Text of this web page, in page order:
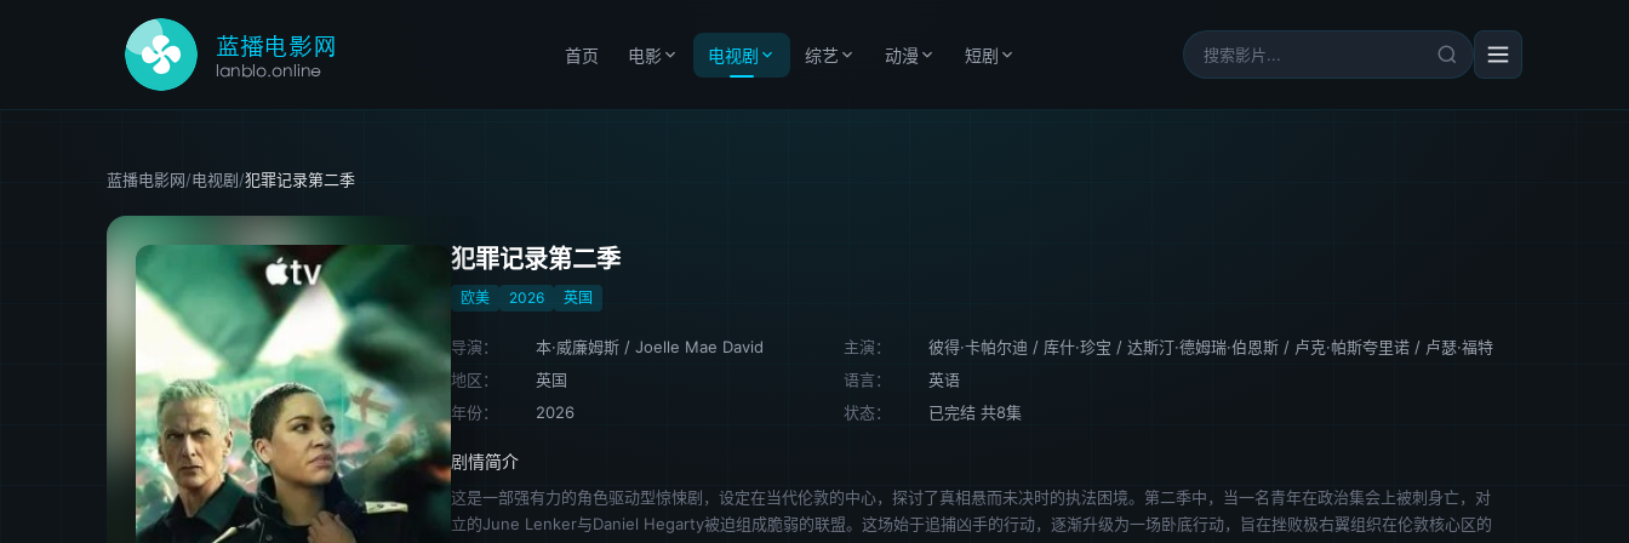
首页 电影 电视剧 综艺 动漫 短剧
蓝播电影网/电视剧/犯罪记录第二季
犯罪记录第二季
欧美 2026 英国
导演： 本·威廉姆斯 / Joelle Mae David 主演： 彼得·卡帕尔迪 / 库什·珍宝 / 达斯汀·德姆瑞·伯恩斯 / 卢克·帕斯夸里诺 / 卢瑟·福特
地区：
英国 语言：
英语
年份：
2026 状态： 已完结 共8集
剧情简介
这是一部强有力的角色驱动型惊悚剧，设定在当代伦敦的中心，探讨了真相悬而未决时的执法困境。第二季中，当一名青年在政治集会上被刺身亡，对
立的June Lenker与Daniel Hegarty被迫组成脆弱的联盟。这场始于追捕凶手的行动，逐渐升级为一场卧底行动，旨在挫败极右翼组织在伦敦核心区的